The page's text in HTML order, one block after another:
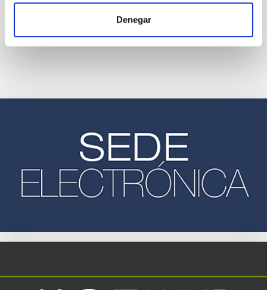
Denegar